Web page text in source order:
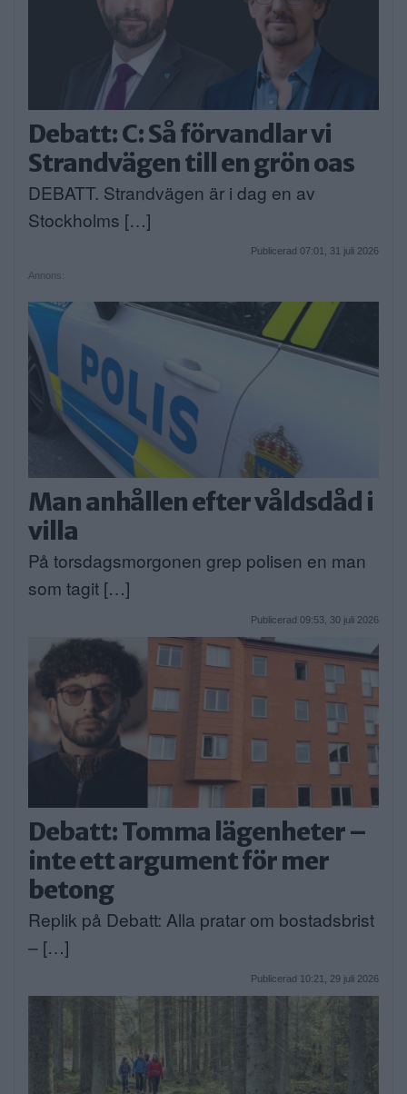
Debatt: C: Så förvandlar vi
Strandvägen till en grön oas
DEBATT. Strandvägen är i dag en av
Stockholms […]
Publicerad 07:01, 31 juli 2026
Annons:
Man anhållen efter våldsdåd i
villa
På torsdagsmorgonen grep polisen en man
som tagit […]
Publicerad 09:53, 30 juli 2026
Debatt: Tomma lägenheter –
inte ett argument för mer
betong
Replik på Debatt: Alla pratar om bostadsbrist
– […]
Publicerad 10:21, 29 juli 2026